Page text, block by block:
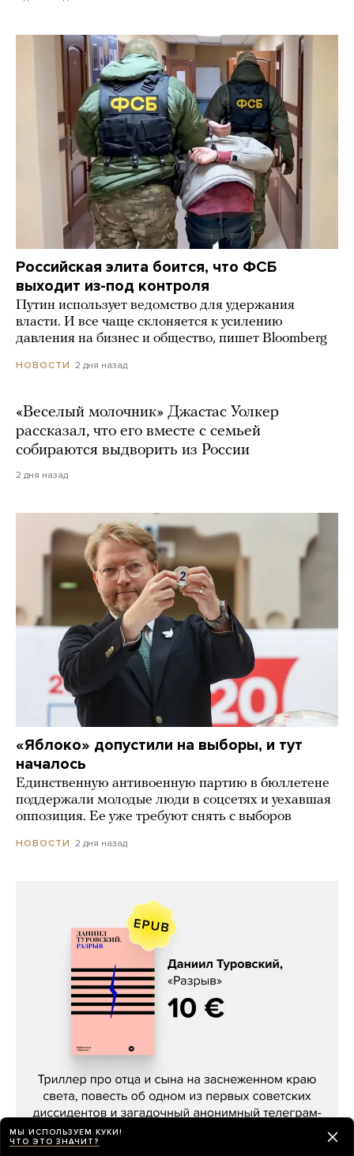
Российская элита боится, что ФСБ
выходит из-под контроля
Путин использует ведомство для удержания
власти. И все чаще склоняется к усилению
давления на бизнес и общество, пишет Bloomberg
НОВОСТИ 2 дня назад
«Веселый молочник» Джастас Уолкер
рассказал, что его вместе с семьей
собираются выдворить из России
2 дня назад
«Яблоко» допустили на выборы, и тут
началось
Единственную антивоенную партию в бюллетене
поддержали молодые люди в соцсетях и уехавшая
оппозиция. Ее уже требуют снять с выборов
НОВОСТИ 2 дня назад
Даниил Туровский, «Разрыв»
МЫ ИСПОЛЬЗУЕМ КУКИ!
ЧТО ЭТО ЗНАЧИТ?